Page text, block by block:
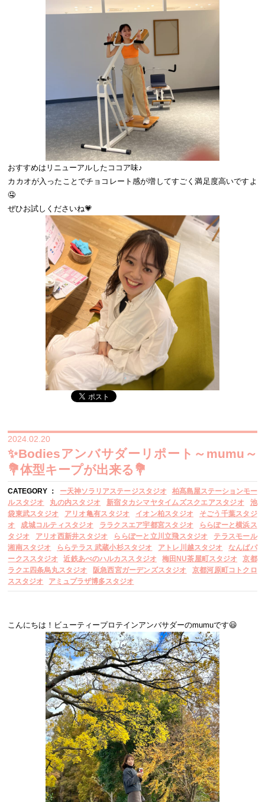
おすすめはリニューアルしたココア味♪
カカオが入ったことでチョコレート感が増してすごく満足度高いですよ
🤤
ぜひお試しくださいね💗
2024.02.20
✨Bodiesアンバサダーリポート～mumu～
💐体型キープが出来る💐
CATEGORY ： ー天神ソラリアステージスタジオ
柏髙島屋ステーションモー
ルスタジオ
丸の内スタジオ 新宿タカシマヤタイムズスクエアスタジオ
池
袋東武スタジオ
アリオ亀有スタジオ イオン柏スタジオ
そごう千葉スタジ
オ
成城コルティスタジオ ララクスエア宇都宮スタジオ
ららぽーと横浜ス
タジオ
アリオ西新井スタジオ ららぽーと立川立飛スタジオ
テラスモール
湘南スタジオ
ららテラス 武蔵小杉スタジオ アトレ川越スタジオ
なんばパ
ークススタジオ
近鉄あべのハルカススタジオ 梅田NU茶屋町スタジオ
京都
ラクエ四条烏丸スタジオ
阪急西宮ガーデンズスタジオ
京都河原町コトクロ
ススタジオ
アミュプラザ博多スタジオ
こんにちは！ビューティープロテインアンバサダーのmumuです😃